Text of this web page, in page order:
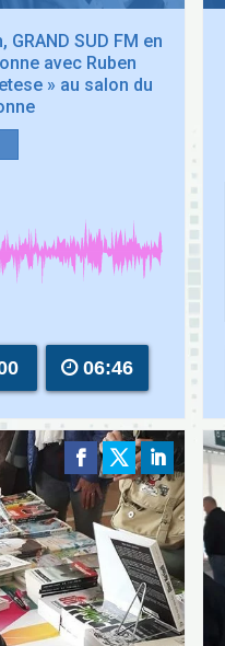
SUD FM en
avec Ruben
» au salon du
06:46